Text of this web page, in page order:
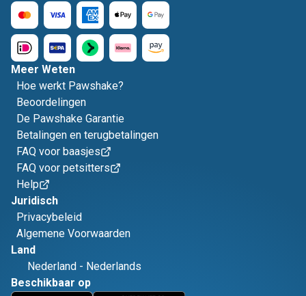
Meer Weten
Hoe werkt Pawshake?
Beoordelingen
De Pawshake Garantie
Betalingen en terugbetalingen
FAQ voor baasjes
FAQ voor petsitters
Help
Juridisch
Privacybeleid
Algemene Voorwaarden
Land
Nederland - Nederlands
Beschikbaar op